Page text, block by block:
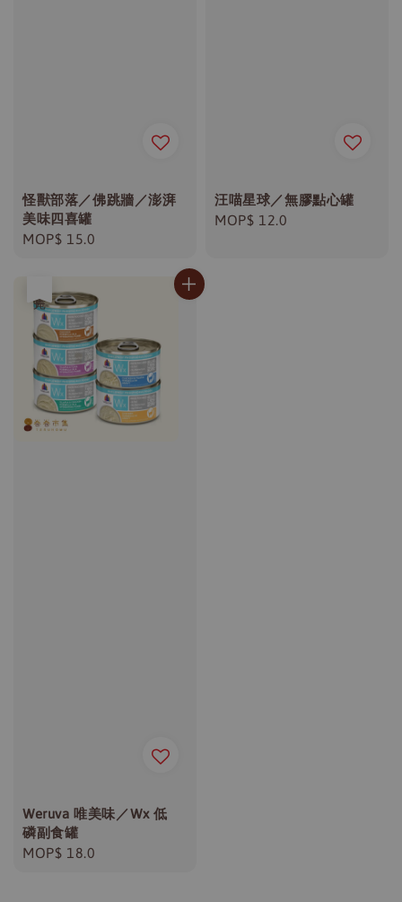
怪獸部落／佛跳牆／澎湃
美味四喜罐
Regular
MOP$ 15.0
汪喵星球／無膠點心罐
Regular
MOP$ 12.0
Weruva 唯美味／Wx 低
磷副食罐
Regular
MOP$ 18.0